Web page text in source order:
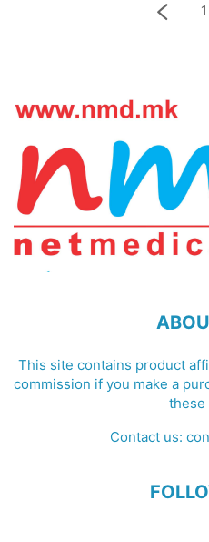
1
This site contains product
commission if you make a
these
Contact us: